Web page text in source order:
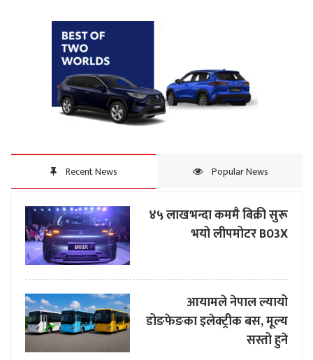
Recent News Popular News
४५ लाखभन्दा कममै बिक्री सुरू
भयो लीपमोटर B03X
आयामले नेपाल ल्यायो
डोङफेङका इलेक्ट्रीक बस, मूल्य
सस्तो हुने